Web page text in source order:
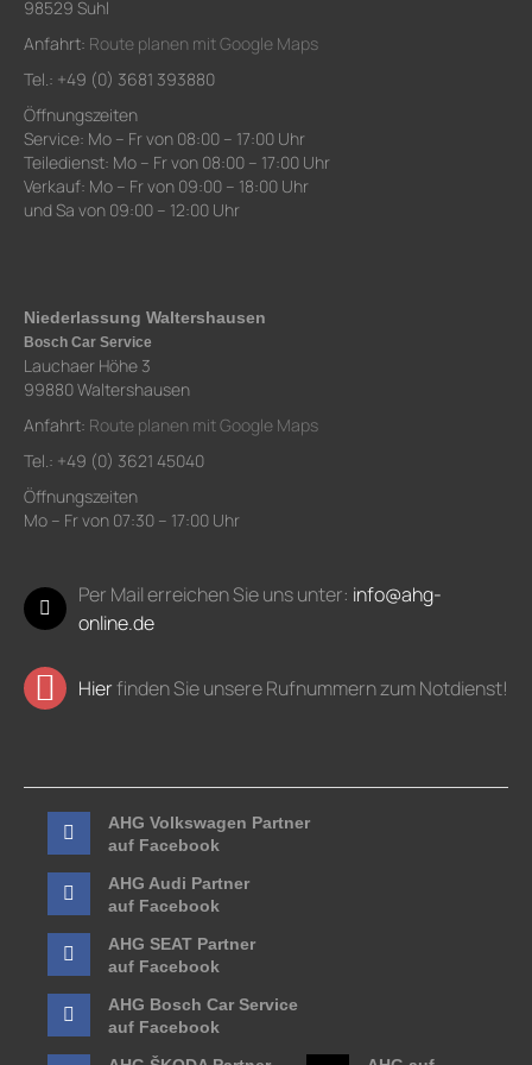
98529 Suhl
Anfahrt: Route planen mit Google Maps
Tel.: +49 (0) 3681 393880
Öffnungszeiten
Service: Mo – Fr von 08:00 – 17:00 Uhr
Teiledienst: Mo – Fr von 08:00 – 17:00 Uhr
Verkauf: Mo – Fr von 09:00 – 18:00 Uhr
und Sa von 09:00 – 12:00 Uhr
Niederlassung Waltershausen
Bosch Car Service
Lauchaer Höhe 3
99880 Waltershausen
Anfahrt: Route planen mit Google Maps
Tel.: +49 (0) 3621 45040
Öffnungszeiten
Mo – Fr von 07:30 – 17:00 Uhr
Per Mail erreichen Sie uns unter: info@ahg-
online.de
Hierfinden Sie unsere Rufnummern zum Notdienst!
AHG Volkswagen Partner
auf Facebook
AHG Audi Partner
auf Facebook
AHG SEAT Partner
auf Facebook
AHG Bosch Car Service
auf Facebook